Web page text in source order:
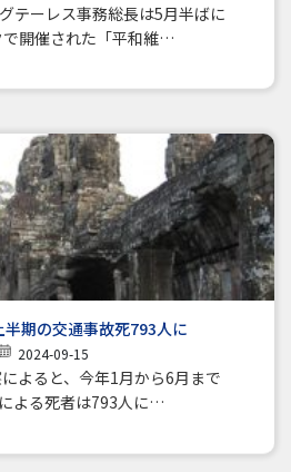
テーレス事務総長は5月半ばに
で開催された「平和維…
半期の交通事故死793人に
2024-09-15
よると、今年1月から6月まで
よる死者は793人に…